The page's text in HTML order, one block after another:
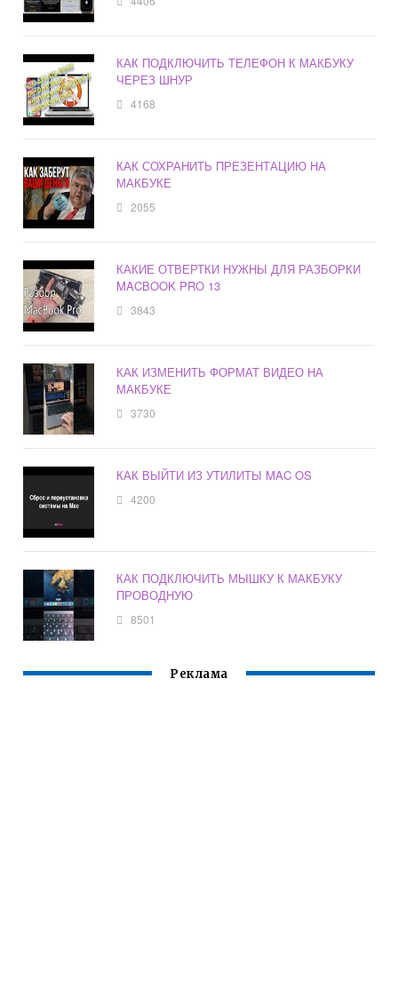
КАК ПОДКЛЮЧИТЬ ТЕЛЕФОН К МАКБУКУ
ЧЕРЕЗ ШНУР
4168
КАК СОХРАНИТЬ ПРЕЗЕНТАЦИЮ НА
МАКБУКЕ
2055
КАКИЕ ОТВЕРТКИ НУЖНЫ ДЛЯ РАЗБОРКИ
MACBOOK PRO 13
3843
КАК ИЗМЕНИТЬ ФОРМАТ ВИДЕО НА
МАКБУКЕ
3730
КАК ВЫЙТИ ИЗ УТИЛИТЫ MAC OS
4200
КАК ПОДКЛЮЧИТЬ МЫШКУ К МАКБУКУ
ПРОВОДНУЮ
8501
Реклама